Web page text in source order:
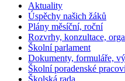
Aktuality
Úspěchy našich žáků
Plány měsíční, roční
Rozvrhy, konzultace,
Školní parlament
Dokumenty, formuláře,
Školní poradenské
Školská rada